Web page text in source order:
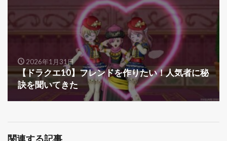
2026年1月31日
【ドラクエ10】フレンドを作りたい！人気者に秘
訣を聞いてきた
関連する記事